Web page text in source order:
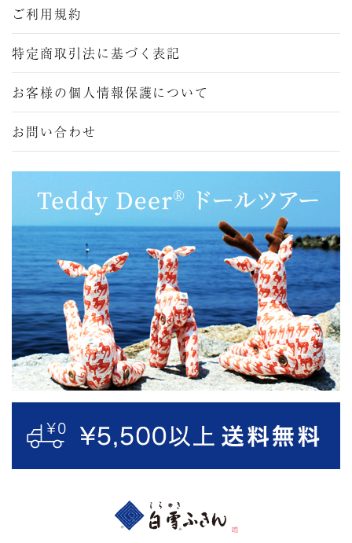
ご利用規約
特定商取引法に基づく表記
お客様の個人情報保護について
お問い合わせ